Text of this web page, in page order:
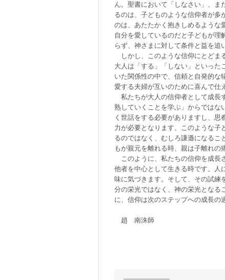
ん。聖書において「しなさい」、ま
るのは、子どものような信仰者が多
のは、あたたかく抱きしめるような
自分を愛しているのだと子どもが理
らず、神さまに対して条件と益を追
しかし、このような信仰にとどま
大人は「する」「しない」といった
いた関係性の中で、信頼と自発的な
愛する夫婦が互いのために喜んで仕
私たちが大人の信仰者として成長
熟していくことを学ぶ」からではな
く世話をする必要がありますし、
力が必要となります。このような子
るのではなく、むしろ謙遜になるこ
もが親元を離れる時、親は子離れの
このように、私たちの信仰を成長
他者を中心として生きる時です。人
味に気づきます。そして、その試練
分の栄光ではなく、神の栄光となる
に、信仰は次のステップへの成長の
趙 南洙師